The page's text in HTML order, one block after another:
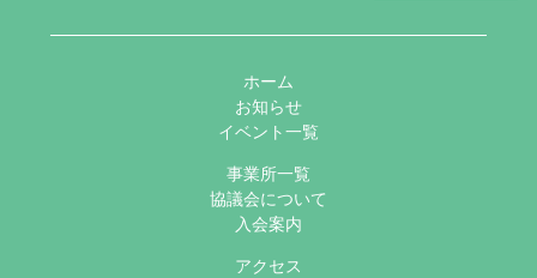
ホーム
お知らせ
イベント一覧
事業所一覧
協議会について
入会案内
アクセス